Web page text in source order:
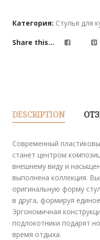
ratings
Категория: Стулья для
Share this...
DESCRIPTION
Современный
станет центром
внешнему виду и
выполнена коллекция.
оригинальную форму
в друга, формируя
Эргономичная
подлокотники подарят
время отдыха.